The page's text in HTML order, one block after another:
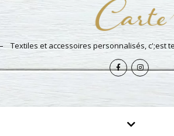
Textiles et accessoires personnalisés, c';est